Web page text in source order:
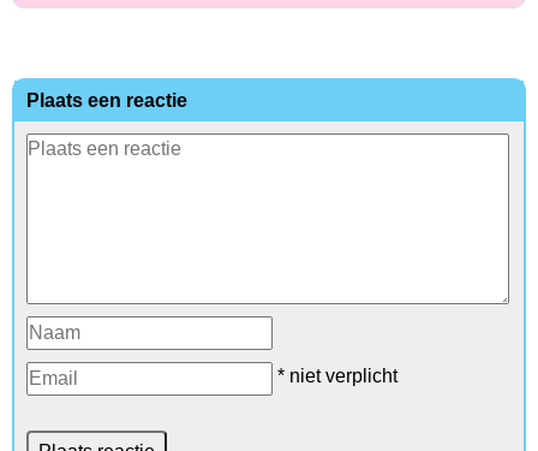
Plaats een reactie
* niet verplicht